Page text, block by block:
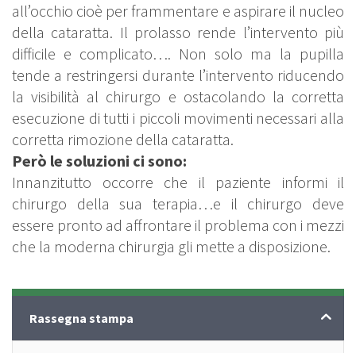
all’occhio cioè per frammentare e aspirare il nucleo
della cataratta. Il prolasso rende l’intervento più
difficile e complicato…. Non solo ma la pupilla
tende a restringersi durante l’intervento riducendo
la visibilità al chirurgo e ostacolando la corretta
esecuzione di tutti i piccoli movimenti necessari alla
corretta rimozione della cataratta.
Però le soluzioni ci sono:
Innanzitutto occorre che il paziente informi il
chirurgo della sua terapia…e il chirurgo deve
essere pronto ad affrontare il problema con i mezzi
che la moderna chirurgia gli mette a disposizione.
News
Rassegna stampa